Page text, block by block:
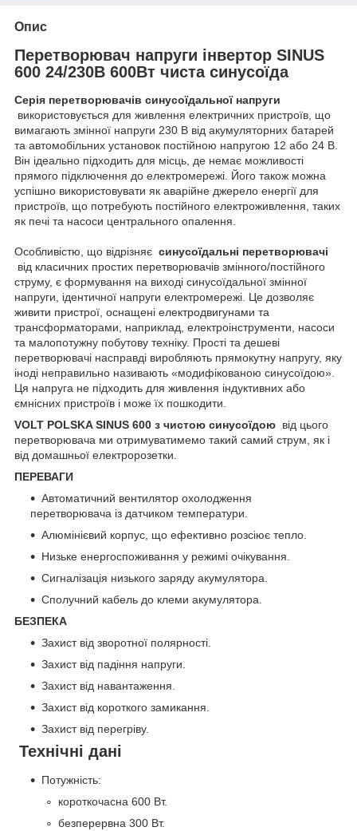
Опис
Перетворювач напруги інвертор SINUS
600 24/230В 600Вт чиста синусоїда
Серія перетворювачів синусоїдальної напруги
використовується для живлення електричних пристроїв, що
вимагають змінної напруги 230 В від акумуляторних батарей
та автомобільних установок постійною напругою 12 або 24 В.
Він ідеально підходить для місць, де немає можливості
прямого підключення до електромережі. Його також можна
успішно використовувати як аварійне джерело енергії для
пристроїв, що потребують постійного електроживлення, таких
як печі та насоси центрального опалення.
Особливістю, що відрізняє синусоїдальні перетворювачі
від класичних простих перетворювачів змінного/постійного
струму, є формування на виході синусоїдальної змінної
напруги, ідентичної напруги електромережі. Це дозволяє
живити пристрої, оснащені електродвигунами та
трансформаторами, наприклад, електроінструменти, насоси
та малопотужну побутову техніку. Прості та дешеві
перетворювачі насправді виробляють прямокутну напругу, яку
іноді неправильно називають «модифікованою синусоїдою».
Ця напруга не підходить для живлення індуктивних або
ємнісних пристроїв і може їх пошкодити.
VOLT POLSKA SINUS 600 з чистою синусоїдою від цього
перетворювача ми отримуватимемо такий самий струм, як і
від домашньої електророзетки.
ПЕРЕВАГИ
Автоматичний вентилятор охолодження
перетворювача із датчиком температури.
Алюмінієвий корпус, що ефективно розсіює тепло.
Низьке енергоспоживання у режимі очікування.
Сигналізація низького заряду акумулятора.
Сполучний кабель до клеми акумулятора.
БЕЗПЕКА
Захист від зворотної полярності.
Захист від падіння напруги.
Захист від навантаження.
Захист від короткого замикання.
Захист від перегріву.
Технічні дані
Потужність:
короткочасна 600 Вт.
безперервна 300 Вт.